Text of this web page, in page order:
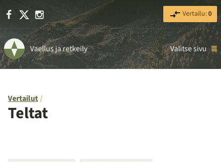
Facebook Instagram Vertailu:0
Vaellus ja retkeily Valitse sivu
Vertailut
Teltat